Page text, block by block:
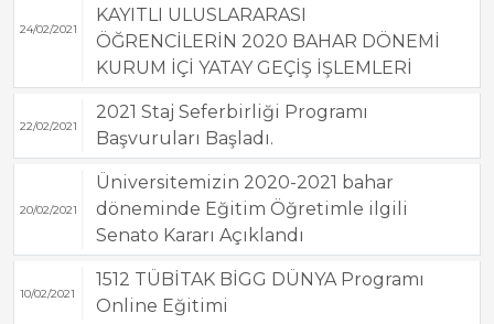
24/02/2021
KAYITLI ULUSLARARASI
ÖĞRENCİLERİN 2020 BAHAR DÖNEMİ
KURUM İÇİ YATAY GEÇİŞ İŞLEMLERİ
22/02/2021
2021 Staj Seferbirliği Programı
Başvuruları Başladı.
20/02/2021
Üniversitemizin 2020-2021 bahar
döneminde Eğitim Öğretimle ilgili
Senato Kararı Açıklandı
10/02/2021
1512 TÜBİTAK BİGG DÜNYA Programı
Online Eğitimi